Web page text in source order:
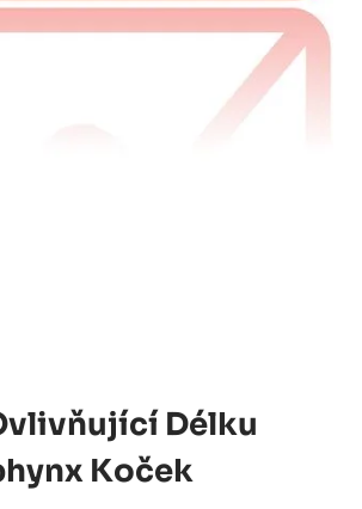
Délku
Koček